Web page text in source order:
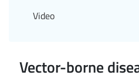
Video